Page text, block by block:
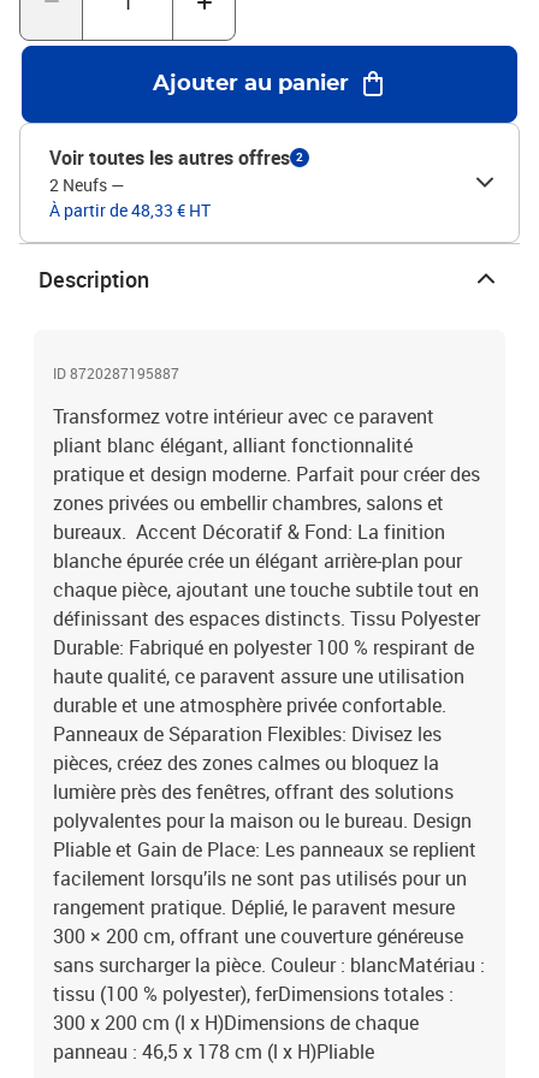
couverture généreuse sans surcharger la pièce. Couleur :
blancMatériau : tissu (100 % polyester), ferDimensions totales :
300 x 200 cm (l x H)Dimensions de chaque panneau : 46,5 x 178
cm (l x H)Pliable
Ajouter au panier
Voir toutes les autres offres 2
2 Neufs —
À partir de 48,33 € HT
Description
ID 8720287195887
Transformez votre intérieur avec ce paravent
pliant blanc élégant, alliant fonctionnalité
pratique et design moderne. Parfait pour créer des
zones privées ou embellir chambres, salons et
bureaux. Accent Décoratif & Fond: La finition
blanche épurée crée un élégant arrière-plan pour
chaque pièce, ajoutant une touche subtile tout en
définissant des espaces distincts. Tissu Polyester
Durable: Fabriqué en polyester 100 % respirant de
haute qualité, ce paravent assure une utilisation
durable et une atmosphère privée confortable.
Panneaux de Séparation Flexibles: Divisez les
pièces, créez des zones calmes ou bloquez la
lumière près des fenêtres, offrant des solutions
polyvalentes pour la maison ou le bureau. Design
Pliable et Gain de Place: Les panneaux se replient
facilement lorsqu’ils ne sont pas utilisés pour un
rangement pratique. Déplié, le paravent mesure
300 × 200 cm, offrant une couverture généreuse
sans surcharger la pièce. Couleur : blancMatériau :
tissu (100 % polyester), ferDimensions totales :
300 x 200 cm (l x H)Dimensions de chaque
panneau : 46,5 x 178 cm (l x H)Pliable